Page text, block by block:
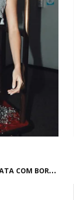
S
HORT SAIA DE PAETÊS PRATA COM BORDADO PARTY